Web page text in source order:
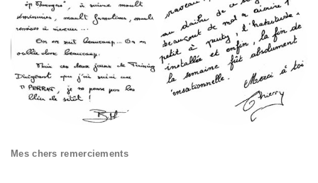
Mes chers remerciements